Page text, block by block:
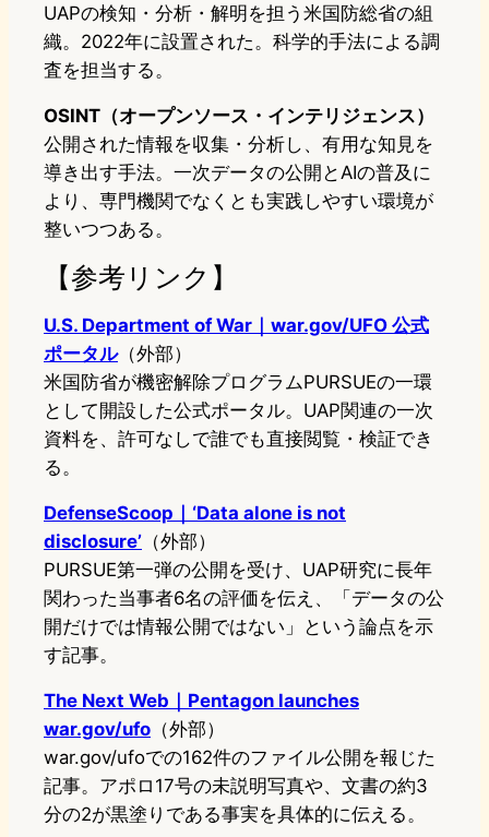
UAPの検知・分析・解明を担う米国防総省の組
織。2022年に設置された。科学的手法による調
査を担当する。
OSINT（オープンソース・インテリジェンス）
公開された情報を収集・分析し、有用な知見を
導き出す手法。一次データの公開とAIの普及に
より、専門機関でなくとも実践しやすい環境が
整いつつある。
【参考リンク】
U.S. Department of War｜war.gov/UFO 公式
ポータル（外部）
米国防省が機密解除プログラムPURSUEの一環
として開設した公式ポータル。UAP関連の一次
資料を、許可なしで誰でも直接閲覧・検証でき
る。
DefenseScoop｜‘Data alone is not
disclosure’ （外部）
PURSUE第一弾の公開を受け、UAP研究に長年
関わった当事者6名の評価を伝え、「データの公
開だけでは情報公開ではない」という論点を示
す記事。
The Next Web｜Pentagon launches
war.gov/ufo （外部）
war.gov/ufoでの162件のファイル公開を報じた
記事。アポロ17号の未説明写真や、文書の約3
分の2が黒塗りである事実を具体的に伝える。